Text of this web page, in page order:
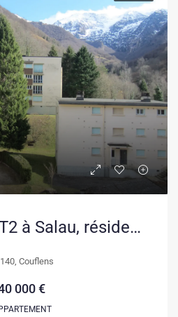
Appartement T2 à Salau, résidence secondaire ou investissement, proche des montagnes
Couflens
000 €